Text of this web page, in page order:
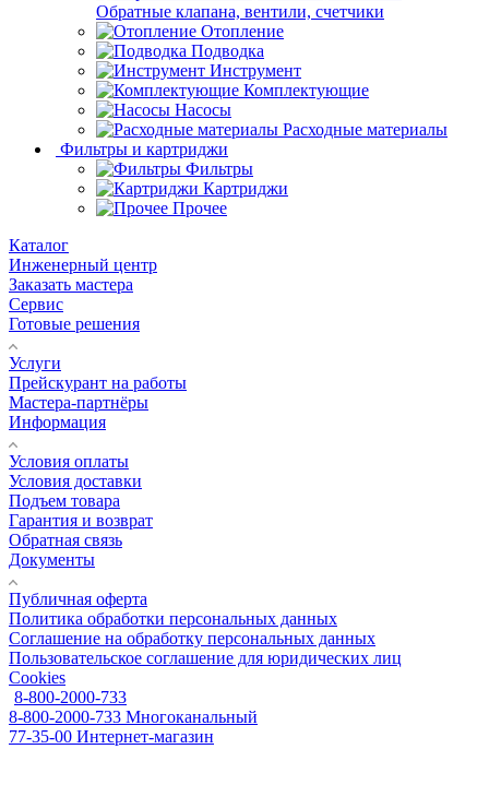
Обратные клапана, вентили, счетчики
Отопление
Подводка
Инструмент
Комплектующие
Насосы
Расходные материалы
Фильтры и картриджи
Фильтры
Картриджи
Прочее
Каталог
Инженерный центр
Заказать мастера
Сервис
Готовые решения
Услуги
Прейскурант на работы
Мастера-партнёры
Информация
Условия оплаты
Условия доставки
Подъем товара
Гарантия и возврат
Обратная связь
Документы
Публичная оферта
Политика обработки персональных данных
Соглашение на обработку персональных данных
Пользовательское соглашение для юридических лиц
Cookies
8-800-2000-733
8-800-2000-733 Многоканальный
77-35-00 Интернет-магазин